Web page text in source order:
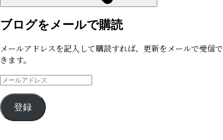
ブログをメールで購読
メールアドレスを記入して購読すれば、更新をメールで受信で
きます。
メ
ル
ア
登録